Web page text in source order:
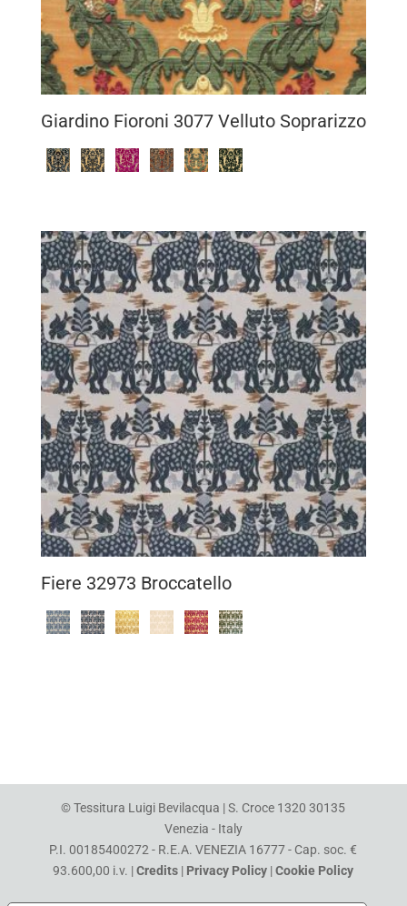
Giardino Fioroni 3077 Velluto Soprarizzo
Fiere 32973 Broccatello
© Tessitura Luigi Bevilacqua | S. Croce 1320 30135
Venezia - Italy
P.I. 00185400272 - R.E.A. VENEZIA 16777 - Cap. soc. €
93.600,00 i.v. |Credits | Privacy Policy |Cookie Policy